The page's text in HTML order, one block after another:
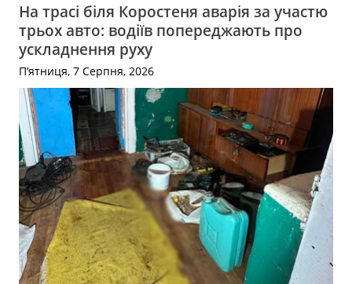
На трасі біля Коростеня аварія за участю
трьох авто: водіїв попереджають про
ускладнення руху
П’ятниця, 7 Серпня, 2026